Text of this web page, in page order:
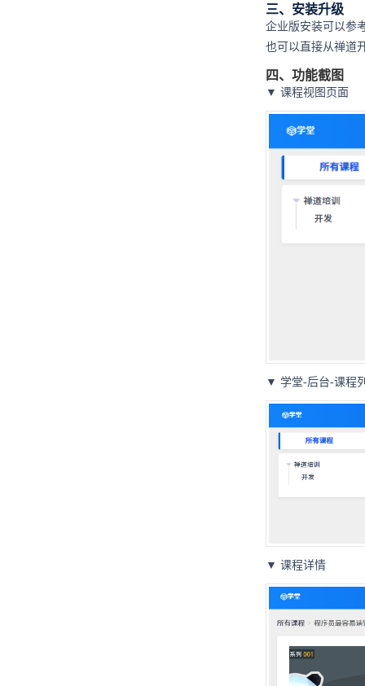
三、安装升级
企业版安装可以参
也可以直接从禅道
四、功能截图
▼ 课程视图页面
▼ 学堂-后台-课程
▼ 课程详情